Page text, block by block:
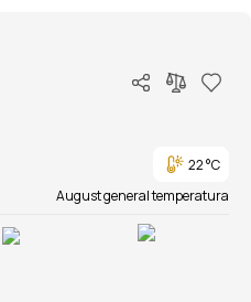
22 °C
August general temperatura